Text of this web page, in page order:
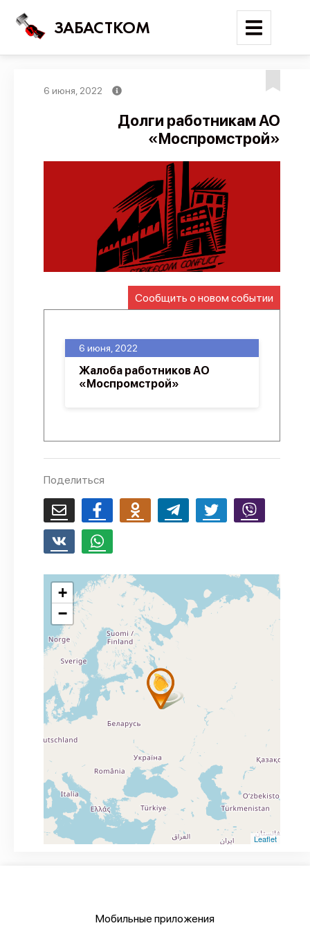
ЗАБАСТКОМ
Поиск
Новости
Карта событий
Трудовые конфликты
Отчеты
Предложить публикацию
API
Политика конфиденциальности
6 июня, 2022
Долги работникам АО
«Моспромстрой»
Сообщить о новом событии
6 июня, 2022
Жалоба работников АО
«Моспромстрой»
Поделиться
+
−
Leaflet
Мобильные приложения